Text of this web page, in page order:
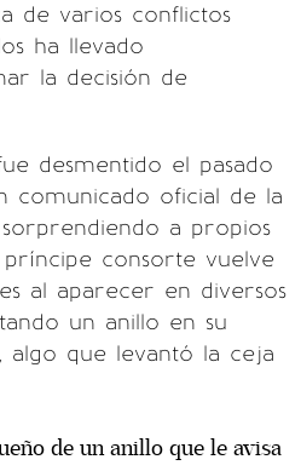
de varios conflictos
ha llevado
la decisión de
desmentido el pasado
comunicado oficial de la
sorprendiendo a propios
consorte vuelve
al aparecer en diversos
un anillo en su
algo que levantó la ceja